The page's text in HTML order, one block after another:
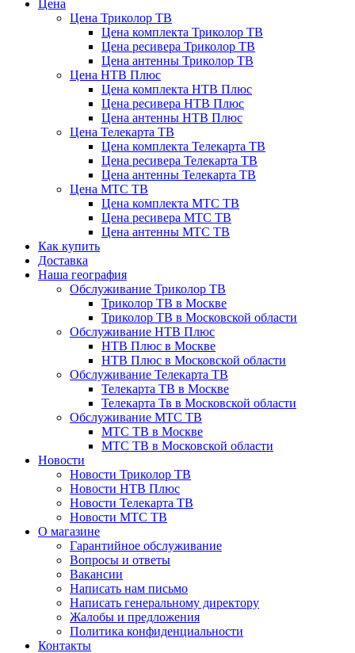
Цена
Цена Триколор ТВ
Цена комплекта Триколор ТВ
Цена ресивера Триколор ТВ
Цена антенны Триколор ТВ
Цена НТВ Плюс
Цена комплекта НТВ Плюс
Цена ресивера НТВ Плюс
Цена антенны НТВ Плюс
Цена Телекарта ТВ
Цена комплекта Телекарта ТВ
Цена ресивера Телекарта ТВ
Цена антенны Телекарта ТВ
Цена МТС ТВ
Цена комплекта МТС ТВ
Цена ресивера МТС ТВ
Цена антенны МТС ТВ
Как купить
Доставка
Наша география
Обслуживание Триколор ТВ
Триколор ТВ в Москве
Триколор ТВ в Московской области
Обслуживание НТВ Плюс
НТВ Плюс в Москве
НТВ Плюс в Московской области
Обслуживание Телекарта ТВ
Телекарта ТВ в Москве
Телекарта Тв в Московской области
Обслуживание МТС ТВ
МТС ТВ в Москве
МТС ТВ в Московской области
Новости
Новости Триколор ТВ
Новости НТВ Плюс
Новости Телекарта ТВ
Новости МТС ТВ
О магазине
Гарантийное обслуживание
Вопросы и ответы
Вакансии
Написать нам письмо
Написать генеральному директору
Жалобы и предложения
Политика конфиденциальности
Контакты